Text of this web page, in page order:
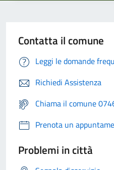
Contatta il comune
Leggi le domande
Richiedi Assistenza
Chiama il comune
Prenota un
Problemi in città